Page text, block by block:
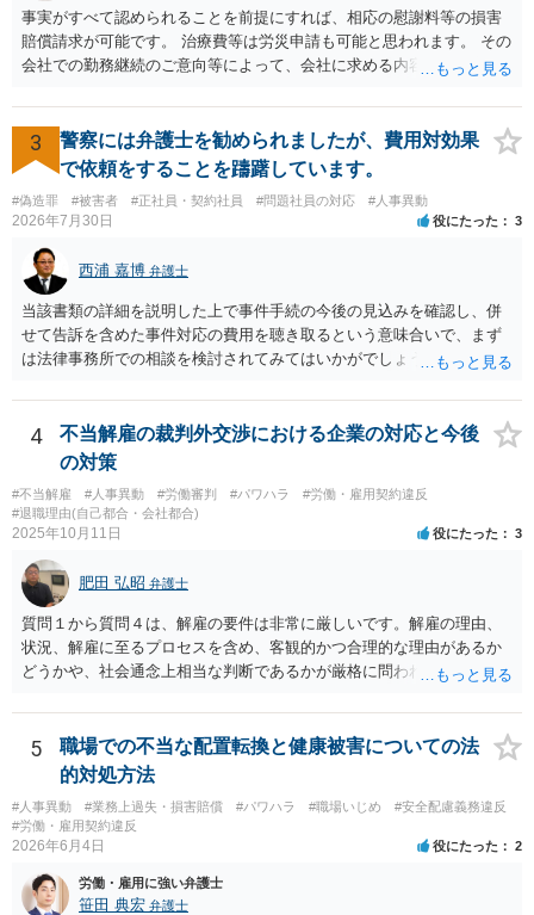
事実がすべて認められることを前提にすれば、相応の慰謝料等の損害
賠償請求が可能です。 治療費等は労災申請も可能と思われます。 その
会社での勤務継続のご意向等によって、会社に求める内容や、加害者
弁護士にご相談いただくのがよろしいと思います。弁護士によって方
針も変わります。 内容が踏み込んだものとなり、関係者も閲覧する可
能性がありますので、詳しくは、直接お近くの弁護士にご相談される
ことをお勧めいたします。
3
警察には弁護士を勧められましたが、費用対効果
で依頼をすることを躊躇しています。
#偽造罪 #被害者 #正社員・契約社員 #問題社員の対応 #人事異動
2026年7月30日 役にたった 3
西浦 嘉博 弁護士
当該書類の詳細を説明した上で事件手続の今後の見込みを確認し、併
せて告訴を含めた事件対応の費用を聴き取るという意味合いで、まず
は法律事務所での相談を検討されてみてはいかがでしょうか。 上記、
4
不当解雇の裁判外交渉における企業の対応と今後
の対策
#不当解雇 #人事異動 #労働審判 #パワハラ
#労働・雇用契約違反
#退職理由(自己都合・会社都合)
2025年10月11日 役にたった 3
肥田 弘昭 弁護士
質問１から質問４は、解雇の要件は非常に厳しいです。解雇の理由、
状況、解雇に至るプロセスを含め、客観的かつ合理的な理由があるか
どうかや、社会通念上相当な判断であるかが厳格に問われます（労働
な理由、社会通念上相当かどうかです。そのためしっかりと証拠と理
由を会社側が立証する責任を負います。懲戒解雇であれば、告知弁明
の機会の付与などさらに厳格です。裁判官は、解雇に関しては厳しく
みると思います。現在の状況であれば労働審判からスタートすれば良
いかと思います。上記の対応の会社の思惑は分かりませんが訴訟のハ
ードルは労働者には通常高いので諦めるのをまっているのかもしれま
5
職場での不当な配置転換と健康被害についての法
的対処方法
#人事異動 #業務上過失・損害賠償 #パワハラ #職場いじめ
#安全配慮義務違反
#労働・雇用契約違反
2026年6月4日 役にたった 2
労働・雇用に強い弁護士
笹田 典宏 弁護士